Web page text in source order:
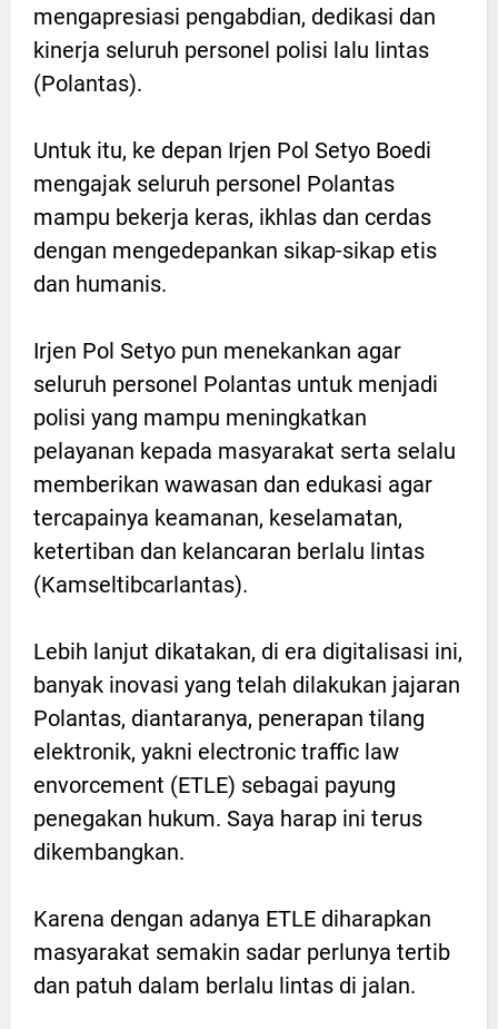
mengapresiasi pengabdian, dedikasi dan
kinerja seluruh personel polisi lalu lintas
(Polantas).
Untuk itu, ke depan Irjen Pol Setyo Boedi
mengajak seluruh personel Polantas
mampu bekerja keras, ikhlas dan cerdas
dengan mengedepankan sikap-sikap etis
dan humanis.
Irjen Pol Setyo pun menekankan agar
seluruh personel Polantas untuk menjadi
polisi yang mampu meningkatkan
pelayanan kepada masyarakat serta selalu
memberikan wawasan dan edukasi agar
tercapainya keamanan, keselamatan,
ketertiban dan kelancaran berlalu lintas
(Kamseltibcarlantas).
Lebih lanjut dikatakan, di era digitalisasi ini,
banyak inovasi yang telah dilakukan jajaran
Polantas, diantaranya, penerapan tilang
elektronik, yakni electronic traffic law
envorcement (ETLE) sebagai payung
penegakan hukum. Saya harap ini terus
dikembangkan.
Karena dengan adanya ETLE diharapkan
masyarakat semakin sadar perlunya tertib
dan patuh dalam berlalu lintas di jalan.